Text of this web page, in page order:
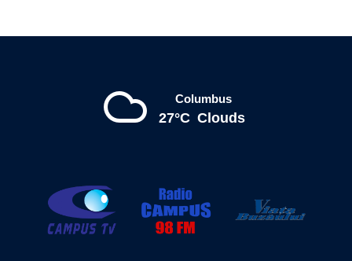
Columbus
27°C Clouds